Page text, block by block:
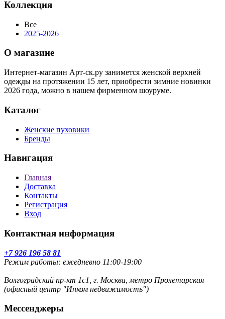
Коллекция
Все
2025-2026
О магазине
Интернет-магазин Арт-ск.ру занимется женской верхней
одежды на протяжении 15 лет, приобрести зимние новинки
2026 года, можно в нашем фирменном шоуруме.
Каталог
Женские пуховики
Бренды
Навигация
Главная
Доставка
Контакты
Регистрация
Вход
Контактная информация
+7 926 196 58 81
Режим работы: ежедневно 11:00-19:00
Волгоградский пр-кт 1с1, г. Москва, метро Пролетарская
(офисный центр "Инком недвижимость")
Мессенджеры